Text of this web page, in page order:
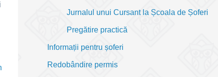
Jurnalul unui Cursant la Școala de Șoferi
Pregătire practică
Informații pentru șoferi
Redobândire permis